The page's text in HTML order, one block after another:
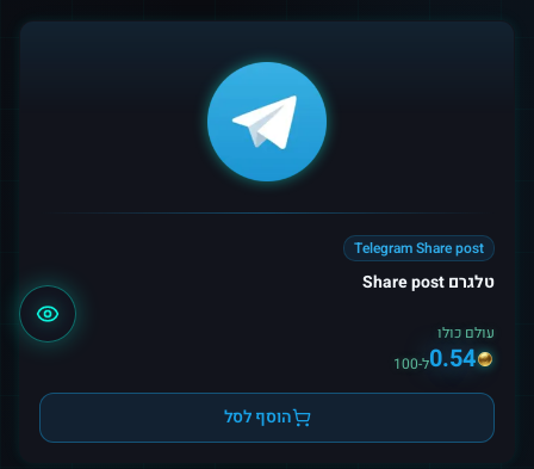
Telegram Share post
טלגרם Share post
עולם כולו
0.54ל-100
הוסף לסל